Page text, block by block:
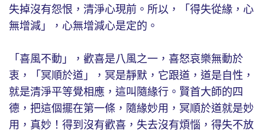
失掉沒有怨恨，清淨心現前。所以，「得失從緣，心
無增減」，心無增減心是定的。
「喜風不動」，歡喜是八風之一，喜怒哀樂無動於
衷，「冥順於道」，冥是靜默，它跟道，道是自性，
就是清淨平等覺相應，這叫隨緣行。賢首大師的四
德，把這個擺在第一條，隨緣妙用，冥順於道就是妙
用，真妙！得到沒有歡喜，失去沒有煩惱，得失不放